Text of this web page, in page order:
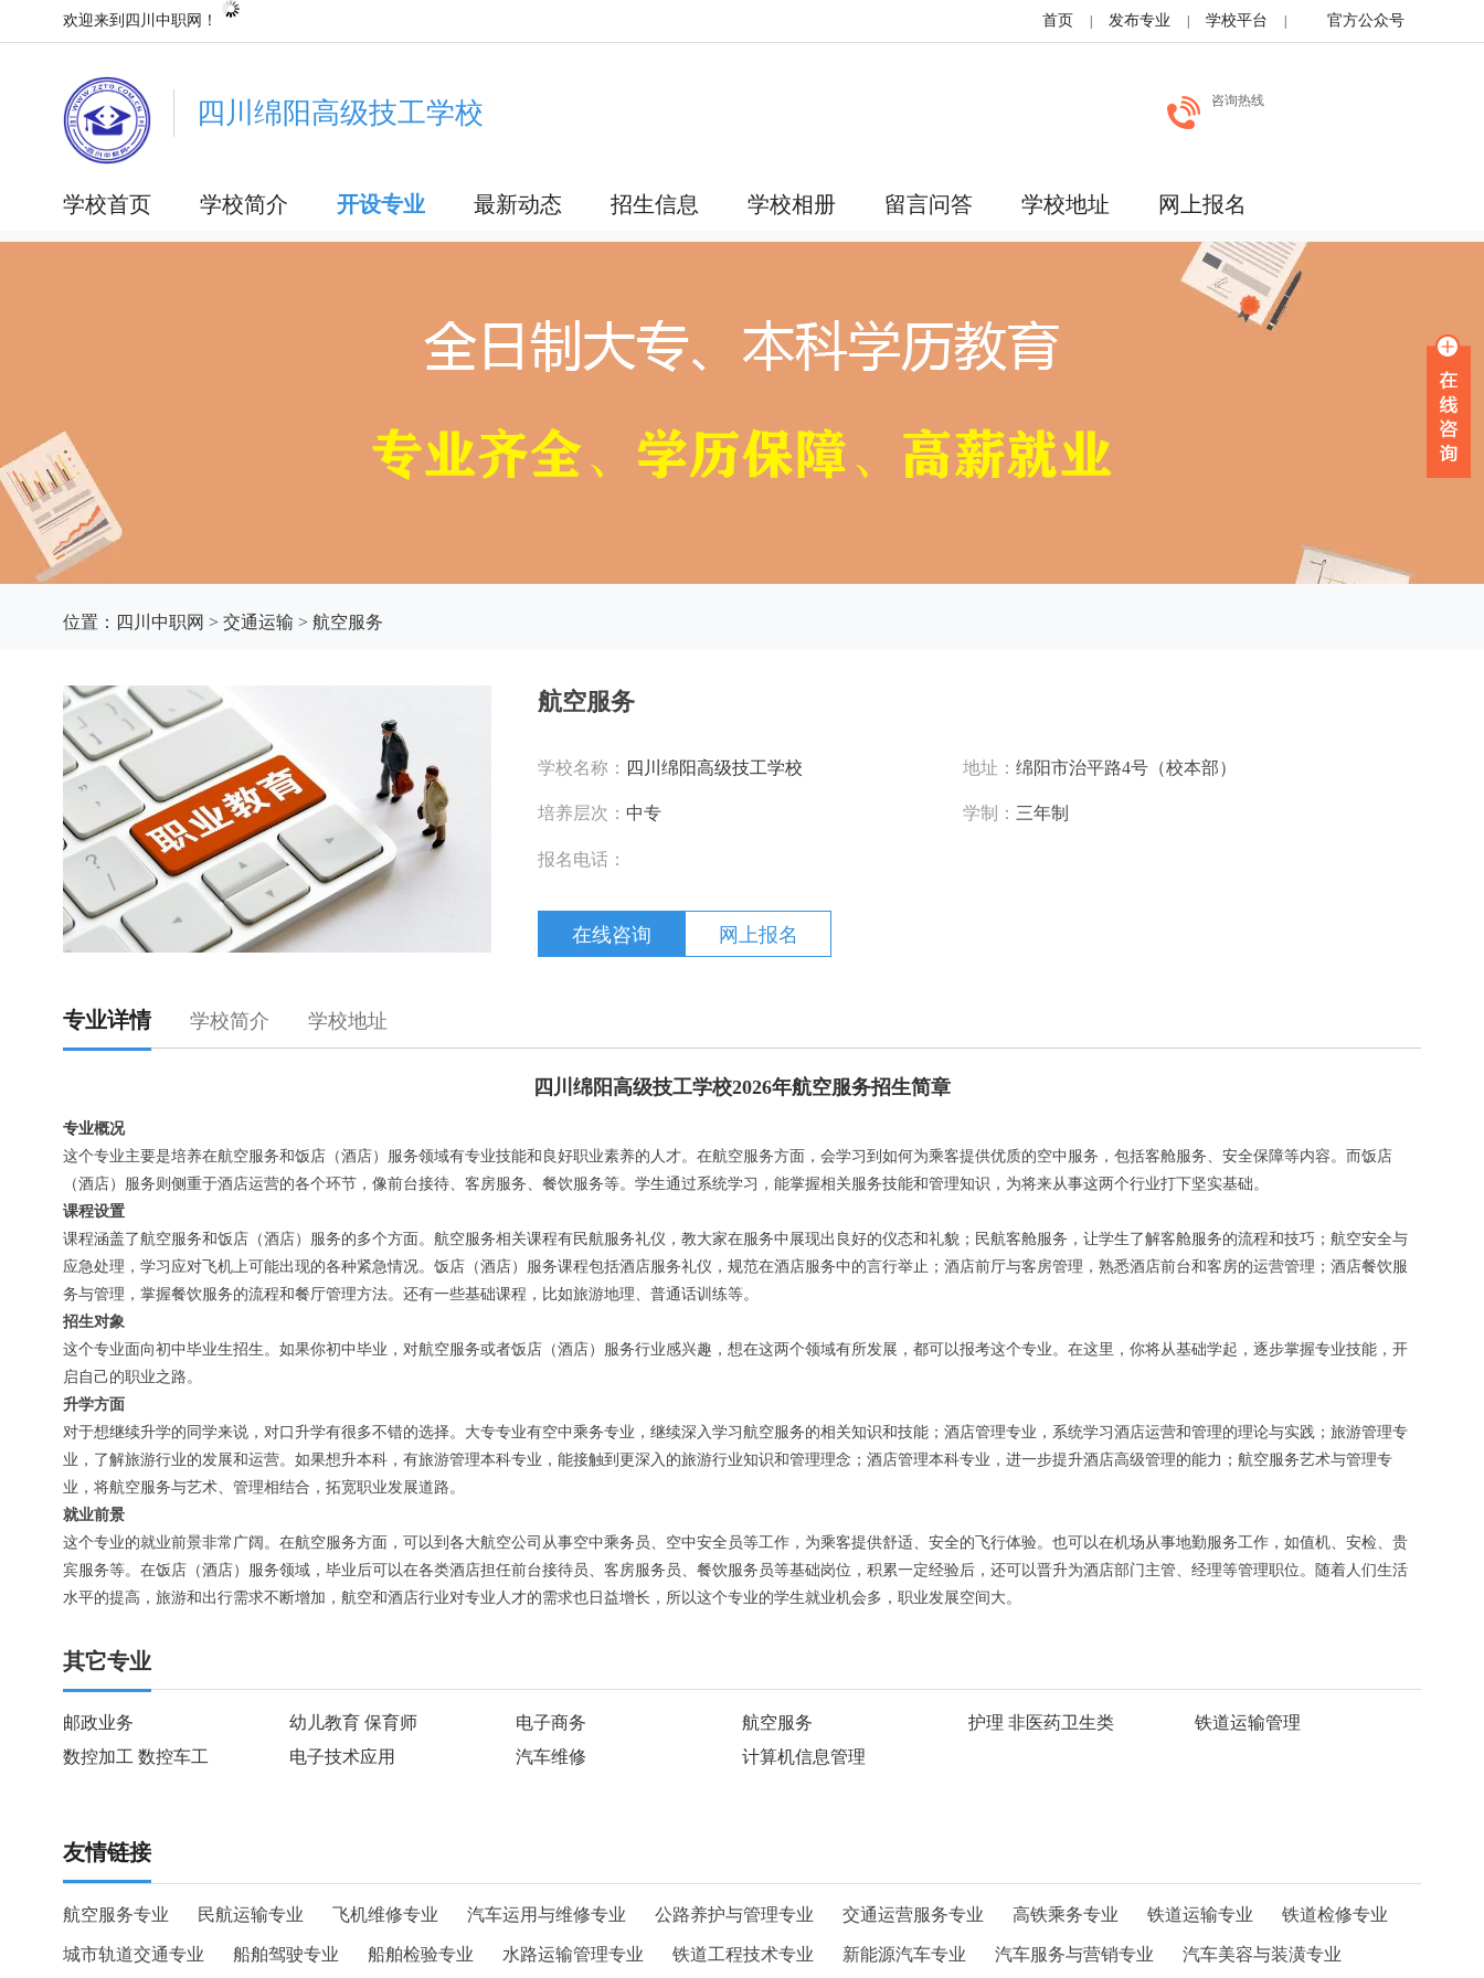
欢迎来到四川中职网！ 首页 发布专业 学校平台 官方公众号
四川绵阳高级技工学校 咨询热线
学校首页 学校简介 开设专业 最新动态 招生信息 学校相册 留言问答 学校地址 网上报名
位置： 四川中职网 > 交通运输 > 航空服务
航空服务
学校名称： 四川绵阳高级技工学校 地址： 绵阳市治平路4号（校本部）
培养层次： 中专 学制： 三年制
报名电话：
网上报名
在线咨询
专业详情 学校简介 学校地址
四川绵阳高级技工学校2026年航空服务招生简章
专业概况
这个专业主要是培养在航空服务和饭店（酒店）服务领域有专业技能和良好职业素养的人才。在航空服务方面，会学习到如何为乘客提供优质的空中服务，包括客舱服务、安全保障等内容。而饭店
（酒店）服务则侧重于酒店运营的各个环节，像前台接待、客房服务、餐饮服务等。学生通过系统学习，能掌握相关服务技能和管理知识，为将来从事这两个行业打下坚实基础。
课程设置
课程涵盖了航空服务和饭店（酒店）服务的多个方面。航空服务相关课程有民航服务礼仪，教大家在服务中展现出良好的仪态和礼貌；民航客舱服务，让学生了解客舱服务的流程和技巧；航空安全与
应急处理，学习应对飞机上可能出现的各种紧急情况。饭店（酒店）服务课程包括酒店服务礼仪，规范在酒店服务中的言行举止；酒店前厅与客房管理，熟悉酒店前台和客房的运营管理；酒店餐饮服
务与管理，掌握餐饮服务的流程和餐厅管理方法。还有一些基础课程，比如旅游地理、普通话训练等。
招生对象
这个专业面向初中毕业生招生。如果你初中毕业，对航空服务或者饭店（酒店）服务行业感兴趣，想在这两个领域有所发展，都可以报考这个专业。在这里，你将从基础学起，逐步掌握专业技能，开
启自己的职业之路。
升学方面
对于想继续升学的同学来说，对口升学有很多不错的选择。大专专业有空中乘务专业，继续深入学习航空服务的相关知识和技能；酒店管理专业，系统学习酒店运营和管理的理论与实践；旅游管理专
业，了解旅游行业的发展和运营。如果想升本科，有旅游管理本科专业，能接触到更深入的旅游行业知识和管理理念；酒店管理本科专业，进一步提升酒店高级管理的能力；航空服务艺术与管理专
业，将航空服务与艺术、管理相结合，拓宽职业发展道路。
就业前景
这个专业的就业前景非常广阔。在航空服务方面，可以到各大航空公司从事空中乘务员、空中安全员等工作，为乘客提供舒适、安全的飞行体验。也可以在机场从事地勤服务工作，如值机、安检、贵
宾服务等。在饭店（酒店）服务领域，毕业后可以在各类酒店担任前台接待员、客房服务员、餐饮服务员等基础岗位，积累一定经验后，还可以晋升为酒店部门主管、经理等管理职位。随着人们生活
水平的提高，旅游和出行需求不断增加，航空和酒店行业对专业人才的需求也日益增长，所以这个专业的学生就业机会多，职业发展空间大。
其它专业
邮政业务 幼儿教育 保育师 电子商务 航空服务 护理 非医药卫生类
铁道运输管理
数控加工 数控车工
电子技术应用 汽车维修 计算机信息管理
友情链接
航空服务专业 民航运输专业 飞机维修专业 汽车运用与维修专业 公路养护与管理专业 交通运营服务专业 高铁乘务专业 铁道运输专业 铁道检修专业
城市轨道交通专业 船舶驾驶专业 船舶检验专业 水路运输管理专业 铁道工程技术专业 新能源汽车专业 汽车服务与营销专业 汽车美容与装潢专业